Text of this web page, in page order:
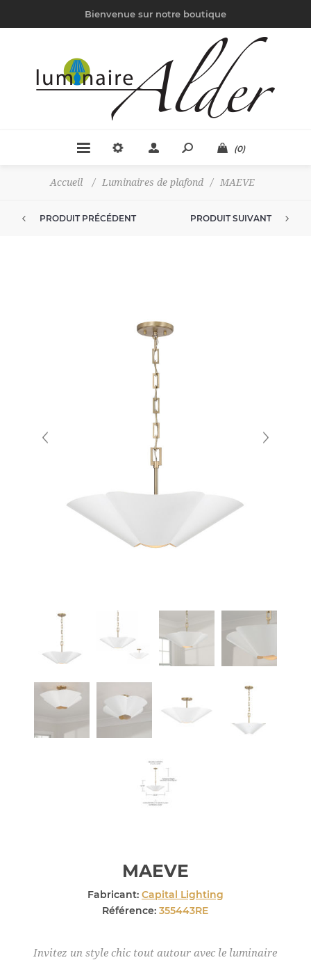
Bienvenue sur notre boutique
(0)
Accueil / Luminaires de plafond / MAEVE
PRODUIT PRÉCÉDENT PRODUIT SUIVANT
MAEVE
Fabricant: Capital Lighting
Référence: 355443RE
Invitez un style chic tout autour avec le luminaire